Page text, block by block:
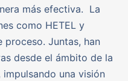
más efectiva. La
como HETEL y
proceso. Juntas, han
desde el ámbito de la
una visión